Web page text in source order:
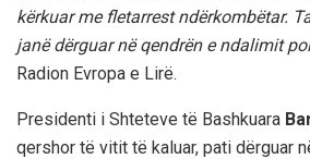
kërkuar me fletarrest ndërkombëtar.
janë dërguar në qendrën e ndalimit
Radion Evropa e Lirë.
Presidenti i Shteteve të Bashkuara
qershor të vitit të kaluar, pati dërguar